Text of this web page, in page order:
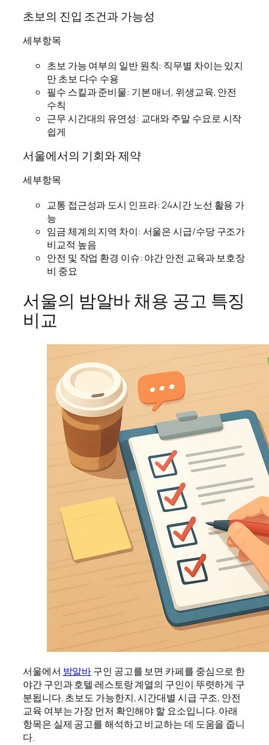
초보의 진입 조건과 가능성
세부항목
초보 가능 여부의 일반 원칙: 직무별 차이는 있지
만 초보 다수 수용
필수 스킬과 준비물: 기본 매너, 위생교육, 안전
수칙
근무 시간대의 유연성: 교대와 주말 수요로 시작
쉽게
서울에서의 기회와 제약
세부항목
교통 접근성과 도시 인프라: 24시간 노선 활용 가
능
임금 체계의 지역 차이: 서울은 시급/수당 구조가
비교적 높음
안전 및 작업 환경 이슈: 야간 안전 교육과 보호장
비 중요
서울의 밤알바 채용 공고 특징
비교
서울에서 밤알바구인 공고를 보면 카페를 중심으로 한
야간 구인과 호텔·레스토랑 계열의 구인이 뚜렷하게 구
분됩니다. 초보도 가능한지, 시간대별 시급 구조, 안전
교육 여부는 가장 먼저 확인해야 할 요소입니다. 아래
항목은 실제 공고를 해석하고 비교하는 데 도움을 줍니
다.